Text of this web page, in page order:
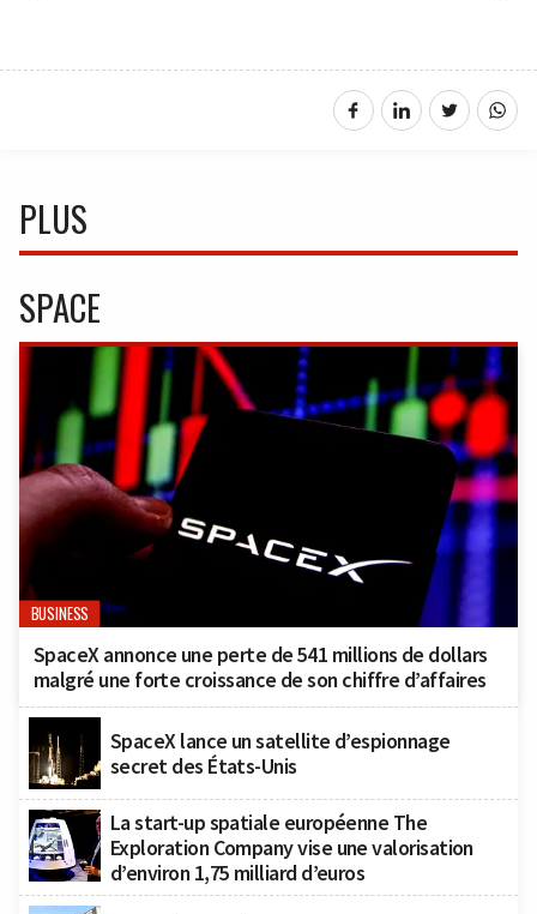
PLUS
SPACE
BUSINESS
SpaceX annonce une perte de 541 millions de dollars
malgré une forte croissance de son chiffre d’affaires
SpaceX lance un satellite d’espionnage
secret des États-Unis
La start-up spatiale européenne The
Exploration Company vise une valorisation
d’environ 1,75 milliard d’euros